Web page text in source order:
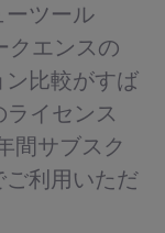
ーツール
クエンスの
比較がすば
イセンス
間サブスク
ご利用いただ